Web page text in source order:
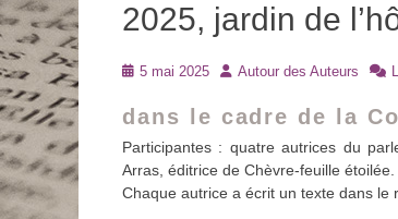
2025, jardin de
Posté5 mai 2025 Auteur
Autour des Auteurs
dans le cadre de la
Participantes : quatre autrices du
Arras, éditrice de Chèvre-feuille étoilée.
Chaque autrice a écrit un texte dans le